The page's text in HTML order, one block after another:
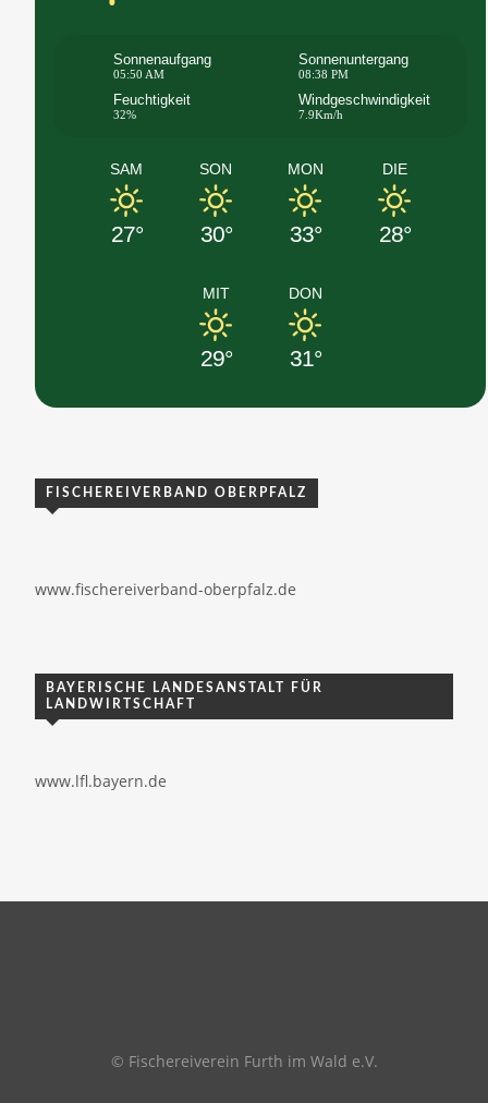
Sonnenaufgang
05:50 AM
Sonnenuntergang
08:38 PM
Feuchtigkeit
32%
Windgeschwindigkeit
7.9Km/h
SAM
27°
SON
30°
MON
33°
DIE
28°
MIT
29°
DON
31°
FISCHEREIVERBAND OBERPFALZ
www.fischereiverband-oberpfalz.de
BAYERISCHE LANDESANSTALT FÜR
LANDWIRTSCHAFT
www.lfl.bayern.de
© Fischereiverein Furth im Wald e.V.